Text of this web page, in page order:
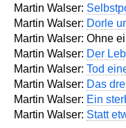
Martin Walser:
Martin Walser: Dorle
Martin Walser: Ohne
Martin Walser: Der
Martin Walser: Tod
Martin Walser: Das
Martin Walser: Ein
Martin Walser: Statt